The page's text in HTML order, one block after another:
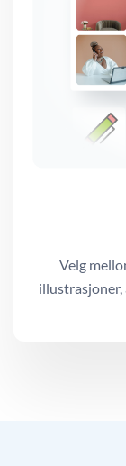
Velg
illustrasjoner,